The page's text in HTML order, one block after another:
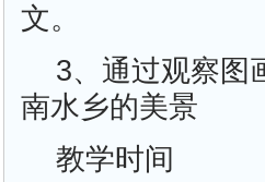
文。
3、通过观察图
南水乡的美景
教学时间